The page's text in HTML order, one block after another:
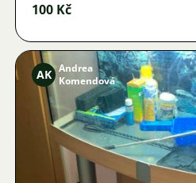
100 Kč
AK Andrea
Komendová